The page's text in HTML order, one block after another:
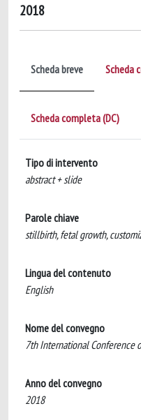
2018
Scheda breve Scheda
Scheda completa (DC)
Tipo di intervento
abstract + slide
Parole chiave
stillbirth, fetal growth,
Lingua del contenuto
English
Nome del convegno
7th International Conference
Anno del convegno
2018